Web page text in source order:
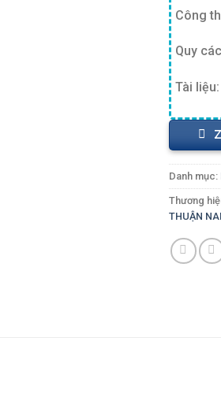
Công
Quy
Tài
Danh mục:
Thương
THUẬN